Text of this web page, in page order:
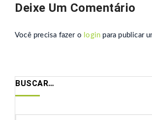
Deixe Um Comentário
Você precisa fazer o login para publicar
BUSCAR…